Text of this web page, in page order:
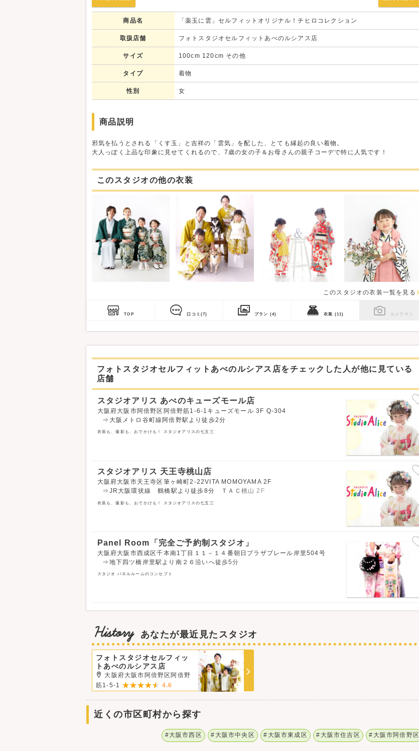
商品名 「薬玉に雲」セルフィットオリジナル！チヒロコレクション
取扱店舗 フォトスタジオセルフィットあべのルシアス店
サイズ 100cm 120cm その他
タイプ 着物
性別 女
商品説明
邪気を払うとされる「くす玉」と吉祥の「雲気」を配した、とても縁起の良い着物。
大人っぽく上品な印象に見せてくれるので、7歳の女の子＆お母さんの親子コーデで特に人気です！
このスタジオの他の衣装
このスタジオの衣装一覧を見る
TOP 口コミ(7) プラン (4) 衣装 (11) カメラマン
フォトスタジオセルフィットあべのルシアス店をチェックした人が他に見ている
店舗
スタジオアリス あべのキューズモール店
大阪府大阪市阿倍野区阿倍野筋1-6-1キューズモール 3F Q-304
⇒大阪メトロ谷町線阿倍野駅より徒歩2分
衣装も、撮影も、おでかけも！ スタジオアリスの七五三
スタジオアリス 天王寺桃山店
大阪府大阪市天王寺区筆ヶ崎町2-22VITA MOMOYAMA 2F
⇒JR大阪環状線 鶴橋駅より徒歩8分 ＴＡＣ桃山 2F
衣装も、撮影も、おでかけも！ スタジオアリスの七五三
Panel Room「完全ご予約制スタジオ」
大阪府大阪市西成区千本南1丁目１１－１４番朝日プラザプレール岸里504号
⇒地下四ツ橋岸里駅より南２６沿いへ徒歩5分
スタジオ パネルルームのコンセプト
History あなたが最近見たスタジオ
フォトスタジオセルフィッ
トあべのルシアス店
大阪府大阪市阿倍野区阿倍野
筋1-5-1
4.6
近くの市区町村から探す
#大阪市西区 #大阪市中央区 #大阪市東成区 #大阪市住吉区 #大阪市阿倍野区